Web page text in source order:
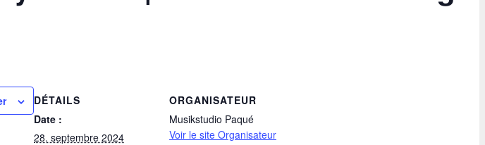
DÉTAILS
Date :
28. septembre 2024
ORGANISATEUR
Musikstudio Paqué
Voir le site Organisateur